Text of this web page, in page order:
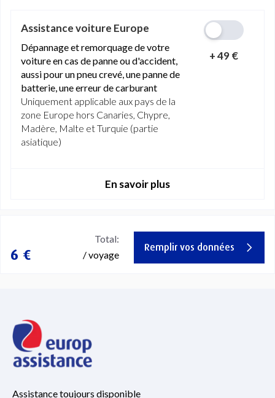
Assistance voiture Europe
Dépannage et remorquage de votre
voiture en cas de panne ou d'accident,
aussi pour un pneu crevé, une panne de
batterie, une erreur de carburant
Uniquement applicable aux pays de la
zone Europe hors Canaries, Chypre,
Madère, Malte et Turquie (partie
asiatique)
+49 €
En savoir plus
Total:
6 € / voyage
Remplir vos données
Assistance toujours disponible